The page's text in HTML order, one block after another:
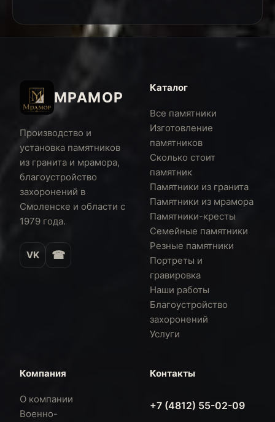
МРАМОР
Производство и
установка памятников
из гранита и мрамора,
благоустройство
захоронений в
Смоленске и области с
1979 года.
VK ☎
Каталог
Все памятники
Изготовление
памятников
Сколько стоит
памятник
Памятники из гранита
Памятники из мрамора
Памятники-кресты
Семейные памятники
Резные памятники
Портреты и
гравировка
Наши работы
Благоустройство
захоронений
Услуги
Компания
О компании
Военно-
Контакты
+7 (4812) 55-02-09